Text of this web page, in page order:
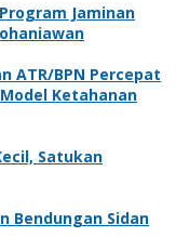
Jaminan
ATR/BPN Percepat
Ketahanan
Satukan
Bendungan Sidan